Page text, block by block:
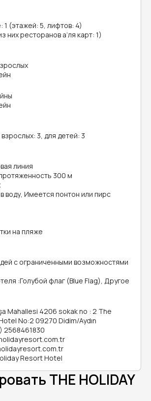
1 (этажей: 5, лифтов: 4)
них ресторанов а’ля карт: 1)
3, для детей: 3
линия
300 м
воду, Имеется понтон или пирс
на пляже
с ограниченными возможностями
:Голубой флаг (Blue Flag), Другое
Mahallesi 4206 sokak no : 2 The
No:2 09270 Didim/Aydın
2568461830
Resort Hotel
THE HOLIDAY